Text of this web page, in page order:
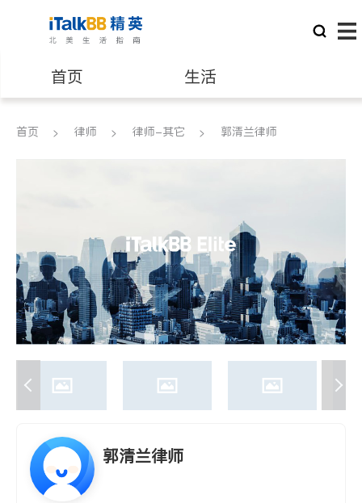
首页 生活
医生 律师
养老 非盈利组织
首页 律师 律师-其它 郭清兰律师
郭清兰律师